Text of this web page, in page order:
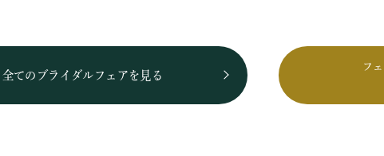
全てのブライダルフェアを見る
フ